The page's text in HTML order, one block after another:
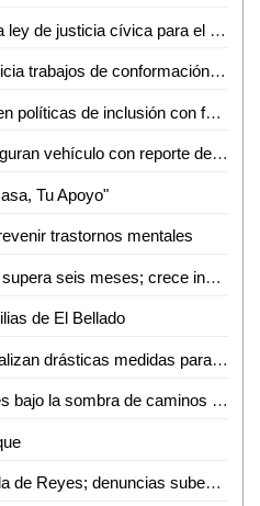
Se aprueba expedir la nueva ley de justicia cívica para el estado y municipios de San Luis Potosí
Ayuntamiento de Soledad inicia trabajos de conformación de segundo informe de gobierno
Soledad reafirma liderazgo en políticas de inclusión con feria nacional del empleo 2026
Agentes investigadores aseguran vehículo con reporte de robo en Tamazunchale
Tu Apoyo"
trastornos mentales
Huelga en Monte de Piedad supera seis meses; crece incertidumbre por prendas empeñadas
de El Bellado
¿Multas en el Tantocob? Analizan drásticas medidas para cuidar áreas verdes
Fiestas ancestrales en Valles bajo la sombra de caminos destrozados
Crece la delincuencia en Villa de Reyes; denuncias suben 33% en un año